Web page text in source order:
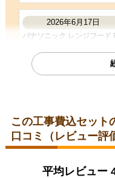
サイトが見やすかった
在庫があった
2026年6月17日
パナソニック レンジフード
埼玉県川口市
2026年5月22日
この工事費込セット
口コミ（レビュー評
平均レビュー